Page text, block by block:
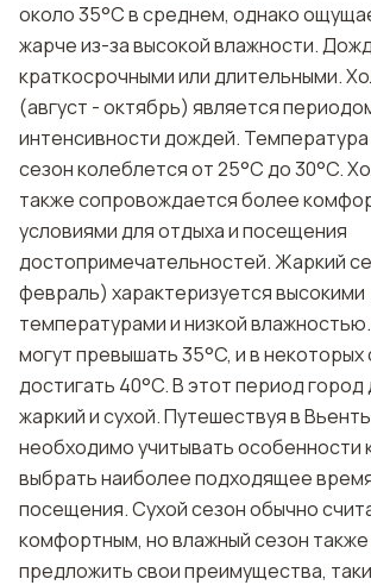
около 35°C в среднем, однако
жарче из-за высокой влажности.
краткосрочными или длительными.
(август - октябрь) является
интенсивности дождей. Температура
сезон колеблется от 25°C до 30°C.
также сопровождается более
условиями для отдыха и посещения
достопримечательностей. Жаркий
февраль) характеризуется высокими
температурами и низкой
могут превышать 35°C, и в некоторых
достигать 40°C. В этот период
жаркий и сухой. Путешествуя в
необходимо учитывать особенности
выбрать наиболее подходящее
посещения. Сухой сезон обычно
комфортным, но влажный сезон
предложить свои преимущества,